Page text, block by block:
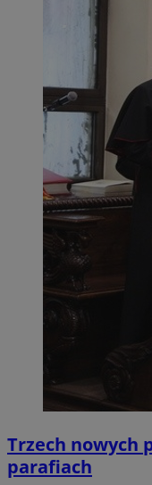
Trzech nowych
parafiach